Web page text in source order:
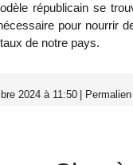
républicain se
pour nourrir
de notre pays.
2024 à 11:50 Permalien